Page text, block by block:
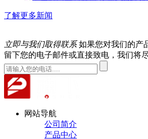
了解更多新闻
立即与我们取得联系 如果您对我们的产
留下您的电子邮件或直接致电，我们将
网站导航
公司简介
产品中心